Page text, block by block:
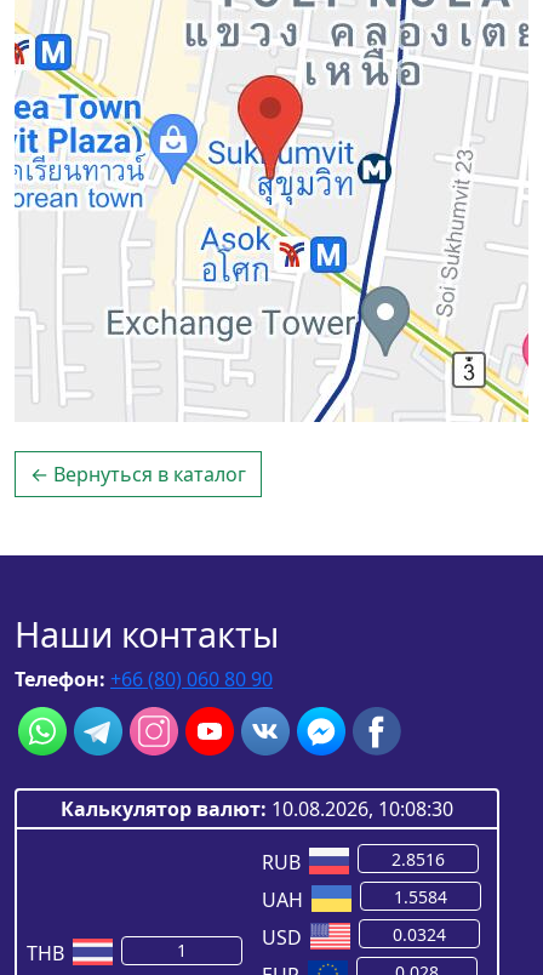
← Вернуться в каталог
Наши контакты
Телефон: +66 (80) 060 80 90
Калькулятор валют: 10.08.2026, 10:08:30
THB
RUB
UAH
USD